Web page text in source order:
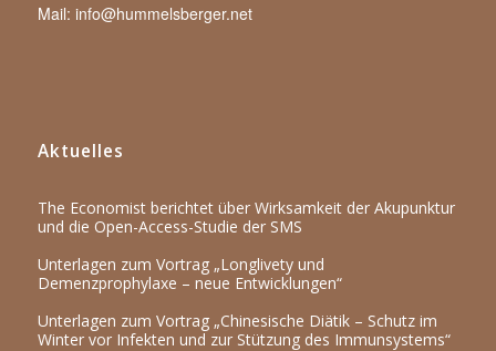
Mail: info@hummelsberger.net
Aktuelles
The Economist berichtet über Wirksamkeit der Akupunktur
und die Open-Access-Studie der SMS
Unterlagen zum Vortrag „Longlivety und
Demenzprophylaxe – neue Entwicklungen“
Unterlagen zum Vortrag „Chinesische Diätik – Schutz im
Winter vor Infekten und zur Stützung des Immunsystems“